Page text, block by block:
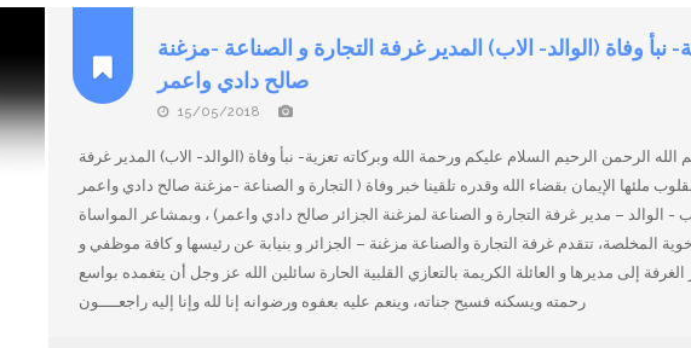
نبأ وفاة (الوالد- الاب) المدير غرفة التجارة و الصناعة -مزغنة
صالح دادي واعمر‎
15/05/2018
الله الرحمن الرحيم السلام عليكم ورحمة الله وبركاته تعزية- نبأ وفاة (الوالد- الاب) المدير غرفة
التجارة و الصناعة -مزغنة صالح دادي واعمر‎ بقلوب ملئها الإيمان بقضاء الله وقدره تلقينا خبر وفاة (
- الوالد – مدير غرفة التجارة و الصناعة لمزغنة الجزائر صالح دادي واعمر) ، وبمشاعر المواساة
المخلصة، تتقدم غرفة التجارة والصناعة مزغنة – الجزائر و بنيابة عن رئيسها و كافة موظفي و
الغرفة إلى مديرها و العائلة الكريمة بالتعازي القلبية الحارة سائلين الله عز وجل أن يتغمده بواسع
رحمته ويسكنه فسيح جناته، وينعم عليه بعفوه ورضوانه إنا لله وإنا إليه راجعــــون